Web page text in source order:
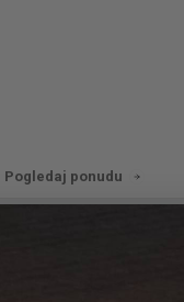
Pogledaj ponudu